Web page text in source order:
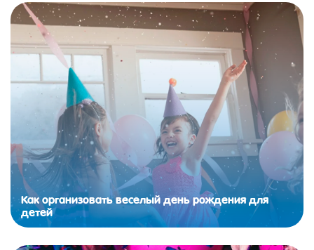
Как организовать веселый день рождения для
детей